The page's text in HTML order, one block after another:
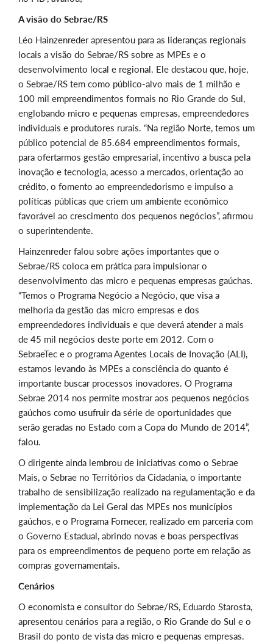
A visão do Sebrae/RS
Léo Hainzenreder apresentou para as lideranças regionais
locais a visão do Sebrae/RS sobre as MPEs e o
desenvolvimento local e regional. Ele destacou que, hoje,
o Sebrae/RS tem como público-alvo mais de 1 milhão e
100 mil empreendimentos formais no Rio Grande do Sul,
englobando micro e pequenas empresas, empreendedores
individuais e produtores rurais. “Na região Norte, temos um
público potencial de 85.684 empreendimentos formais,
para ofertarmos gestão empresarial, incentivo a busca pela
inovação e tecnologia, acesso a mercados, orientação ao
crédito, o fomento ao empreendedorismo e impulso a
políticas públicas que criem um ambiente econômico
favorável ao crescimento dos pequenos negócios”, afirmou
o superintendente.
Hainzenreder falou sobre ações importantes que o
Sebrae/RS coloca em prática para impulsionar o
desenvolvimento das micro e pequenas empresas gaúchas.
“Temos o Programa Negócio a Negócio, que visa a
melhoria da gestão das micro empresas e dos
empreendedores individuais e que deverá atender a mais
de 45 mil negócios deste porte em 2012. Com o
SebraeTec e o programa Agentes Locais de Inovação (ALI),
estamos levando às MPEs a consciência do quanto é
importante buscar processos inovadores. O Programa
Sebrae 2014 nos permite mostrar aos pequenos negócios
gaúchos como usufruir da série de oportunidades que
serão geradas no Estado com a Copa do Mundo de 2014”,
falou.
O dirigente ainda lembrou de iniciativas como o Sebrae
Mais, o Sebrae no Territórios da Cidadania, o importante
trabalho de sensibilização realizado na regulamentação e da
implementação da Lei Geral das MPEs nos municípios
gaúchos, e o Programa Fornecer, realizado em parceria com
o Governo Estadual, abrindo novas e boas perspectivas
para os empreendimentos de pequeno porte em relação as
compras governamentais.
Cenários
O economista e consultor do Sebrae/RS, Eduardo Starosta,
apresentou cenários para a região, o Rio Grande do Sul e o
Brasil do ponto de vista das micro e pequenas empresas.